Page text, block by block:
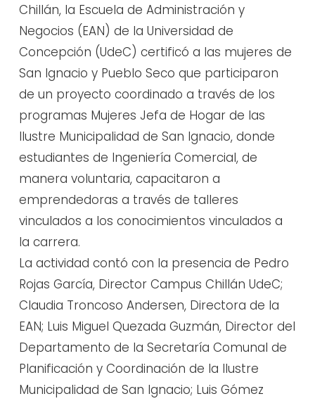
Chillán, la Escuela de Administración y
Negocios (EAN) de la Universidad de
Concepción (UdeC) certificó a las mujeres de
San Ignacio y Pueblo Seco que participaron
de un proyecto coordinado a través de los
programas Mujeres Jefa de Hogar de las
Ilustre Municipalidad de San Ignacio, donde
estudiantes de Ingeniería Comercial, de
manera voluntaria, capacitaron a
emprendedoras a través de talleres
vinculados a los conocimientos vinculados a
la carrera.
La actividad contó con la presencia de Pedro
Rojas García, Director Campus Chillán UdeC;
Claudia Troncoso Andersen, Directora de la
EAN; Luis Miguel Quezada Guzmán, Director del
Departamento de la Secretaría Comunal de
Planificación y Coordinación de la Ilustre
Municipalidad de San Ignacio; Luis Gómez